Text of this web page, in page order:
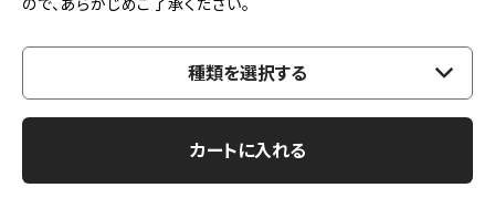
種類を選択する
カートに入れる